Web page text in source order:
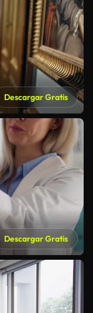
Descargar Gratis
Descargar Gratis